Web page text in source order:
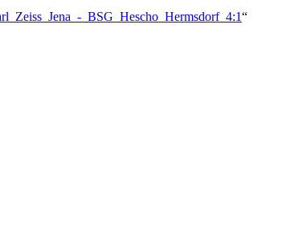
_BSG_Hescho_Hermsdorf_4:1“